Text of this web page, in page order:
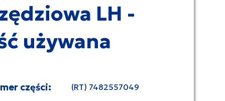
LH -
używana
części: (RT) 7482557049